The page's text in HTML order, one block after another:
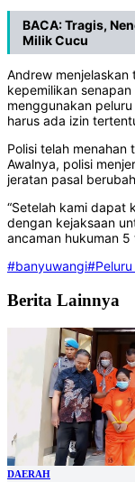
BACA:Tragis,
Milik Cucu
Andrew
kepemilikan
menggunakan
harus ada izin
Polisi telah menahan
Awalnya, polisi
jeratan pasal
“Setelah kami dapat
dengan kejaksaan
ancaman hukuman 5
#banyuwangi
Berita Lainnya
DAERAH